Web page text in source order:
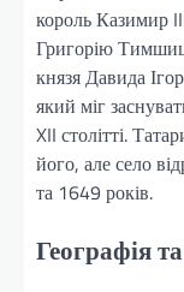
король Казимир
Григорію
князя Давида
який міг
XII столітті.
його, але село
та 1649 років.
Географія